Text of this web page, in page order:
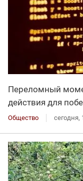
Переломный
действия для
Общество сегодня,